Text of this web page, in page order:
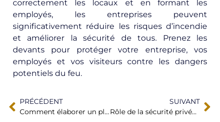
correctement les locaux et en formant les
employés, les entreprises peuvent
significativement réduire les risques d’incendie
et améliorer la sécurité de tous. Prenez les
devants pour protéger votre entreprise, vos
employés et vos visiteurs contre les dangers
potentiels du feu.
PRÉCÉDENT
Comment élaborer un plan de sécurité efficace pour votre entreprise ?
SUIVANT
Rôle de la sécurité privée dans la gestion des crises : Protéger les entreprises en temps de trouble